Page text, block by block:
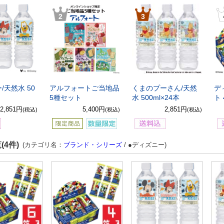
/天然水 50
2,851円(税込)
2
アルフォートご当地品
5種セット
5,400円(税込)
3
くまのプーさん/天然
水 500ml×24本
2,851円(税込)
デ
件) (カテゴリ名： ブランド・シリーズ / ●ディズニー)